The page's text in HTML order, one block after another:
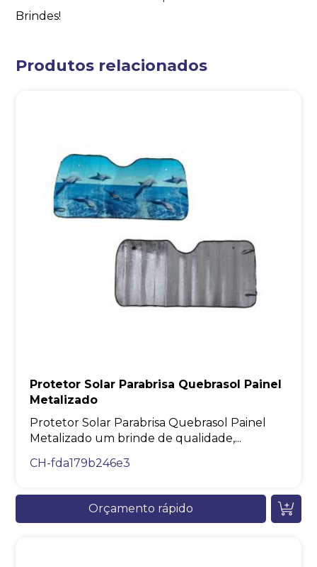
Brindes!
Produtos relacionados
Protetor Solar Parabrisa Quebrasol Painel
Metalizado
Protetor Solar Parabrisa Quebrasol Painel
Metalizado um brinde de qualidade,...
CH-fda179b246e3
Orçamento rápido